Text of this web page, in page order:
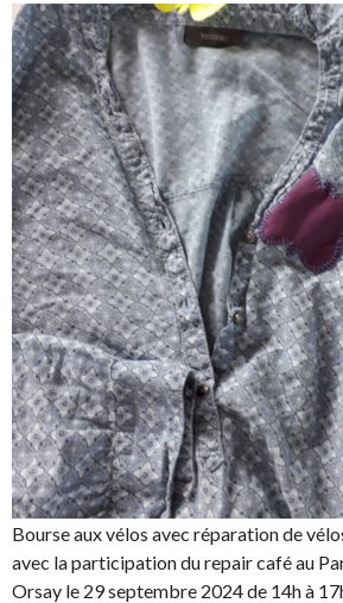
Bourse aux vélos avec réparation de
avec la participation du repair café au
Orsay le 29 septembre 2024 de 14h à